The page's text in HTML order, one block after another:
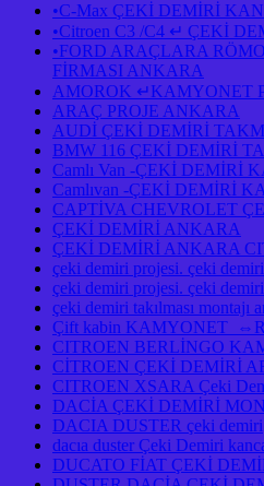
•C-Max ÇEKİ DEMİRİ
•Citroen C3 /C4 ↵ ÇEKİ
•FORD ARAÇLARA
FİRMASI ANKARA
AMOROK ↵KAMYONET
ARAÇ PROJE ANKARA
AUDİ ÇEKİ DEMİRİ
BMW 116 ÇEKİ DEMİRİ
Camlı Van -ÇEKİ DEMİRİ
Camlıvan -ÇEKİ DEMİRİ
CAPTİVA CHEVROLET
ÇEKİ DEMİRİ ANKARA
ÇEKİ DEMİRİ ANKARA
çeki demiri projesi. çeki
çeki demiri projesi. çeki
çeki demiri takılması
Çift kabin KAMYONET
CITROEN BERLİNGO
CİTROEN ÇEKİ DEMİRİ
CITROEN XSARA Çeki
DACİA ÇEKİ DEMİRİ
DACIA DUSTER çeki demiri
dacıa duster Çeki Demiri
DUCATO FİAT ÇEKİ